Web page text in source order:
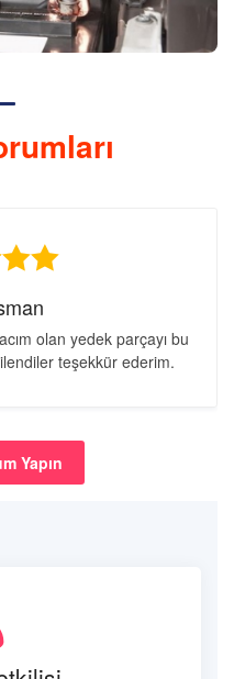
olan yedek parçayı bu
teşekkür ederim.
Yapın